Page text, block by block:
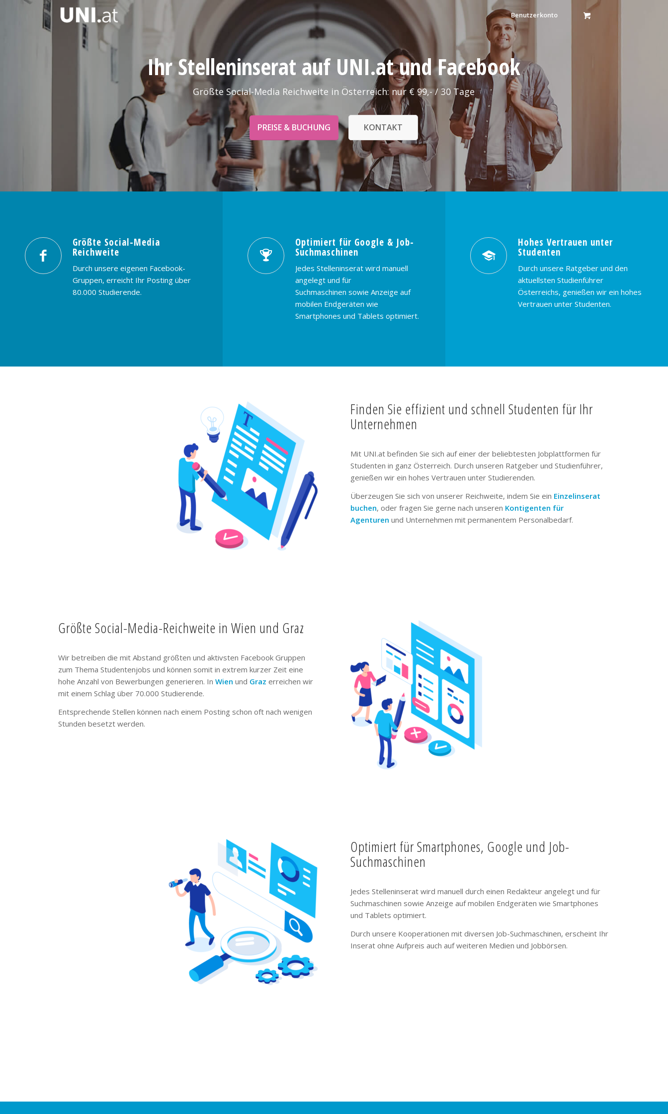
Benutzerkonto
Ihr Stelleninserat auf UNI.at und Facebook
Größte Social-Media Reichweite in Österreich: nur € 99,- / 30 Tage
PREISE & BUCHUNG KONTAKT
Größte Social-Media
Reichweite
Durch unsere eigenen Facebook-
Gruppen, erreicht Ihr Posting über
80.000 Studierende.
Optimiert für Google & Job-
Suchmaschinen
Jedes Stelleninserat wird manuell
angelegt und für
Suchmaschinen sowie Anzeige auf
mobilen Endgeräten wie
Smartphones und Tablets optimiert.
Hohes Vertrauen unter
Studenten
Durch unsere Ratgeber und den
aktuellsten Studienführer
Österreichs, genießen wir ein hohes
Vertrauen unter Studenten.
Finden Sie effizient und schnell Studenten für Ihr
Unternehmen
Mit UNI.at befinden Sie sich auf einer der beliebtesten Jobplattformen für
Studenten in ganz Österreich. Durch unseren Ratgeber und Studienführer,
genießen wir ein hohes Vertrauen unter Studierenden.
Überzeugen Sie sich von unserer Reichweite, indem Sie ein Einzelinserat
buchen, oder fragen Sie gerne nach unseren Kontigenten für
Agenturen und Unternehmen mit permanentem Personalbedarf.
Größte Social-Media-Reichweite in Wien und Graz
Wir betreiben die mit Abstand größten und aktivsten Facebook Gruppen
zum Thema Studentenjobs und können somit in extrem kurzer Zeit eine
hohe Anzahl von Bewerbungen generieren. InWien und Graz erreichen wir
mit einem Schlag über 70.000 Studierende.
Entsprechende Stellen können nach einem Posting schon oft nach wenigen
Stunden besetzt werden.
Optimiert für Smartphones, Google und Job-
Suchmaschinen
Jedes Stelleninserat wird manuell durch einen Redakteur angelegt und für
Suchmaschinen sowie Anzeige auf mobilen Endgeräten wie Smartphones
und Tablets optimiert.
Durch unsere Kooperationen mit diversen Job-Suchmaschinen, erscheint Ihr
Inserat ohne Aufpreis auch auf weiteren Medien und Jobbörsen.